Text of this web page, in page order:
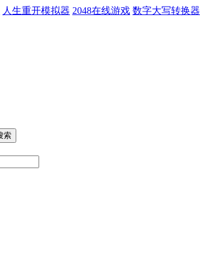
人生重开模拟器 2048在线游戏 数字大写转换器